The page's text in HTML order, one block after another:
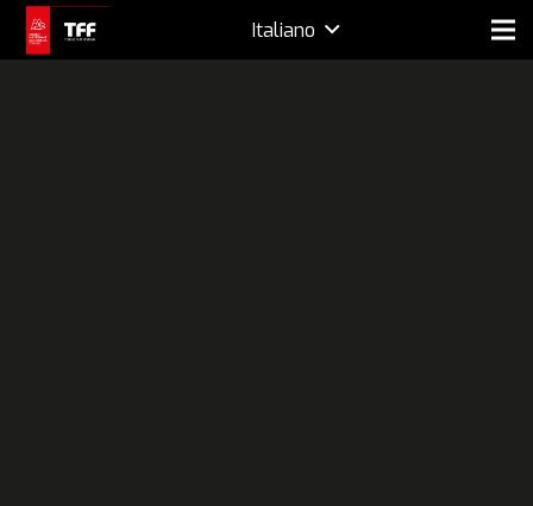
Italiano